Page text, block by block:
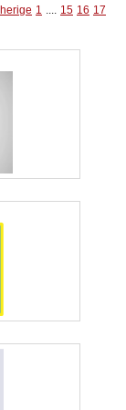
1 .... 15 16 17